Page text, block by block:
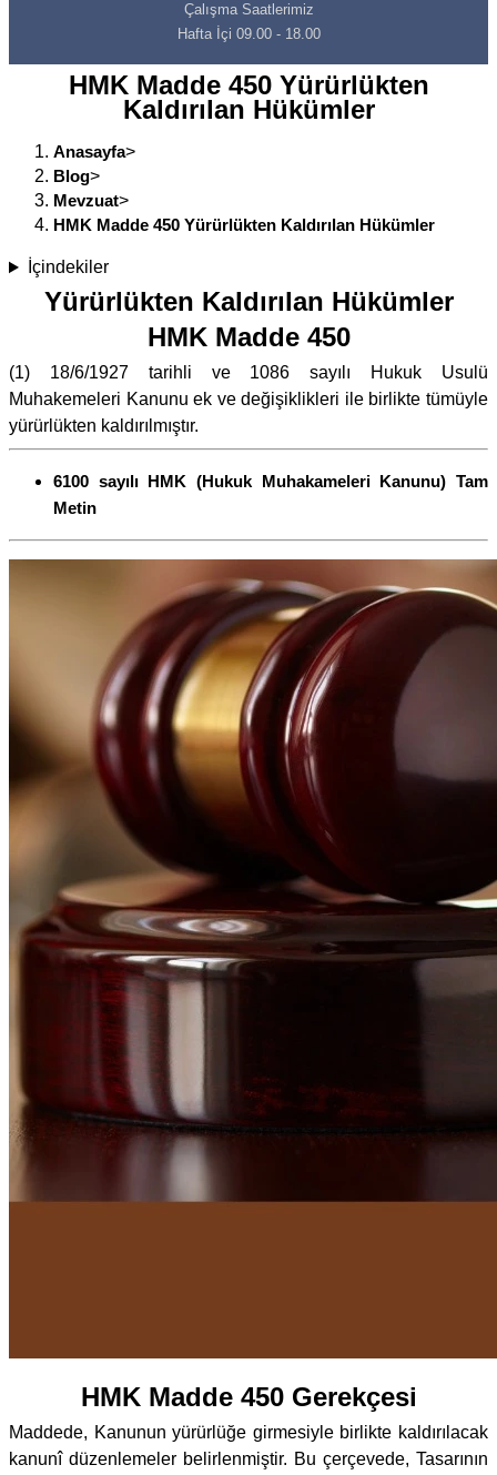
Çalışma Saatlerimiz
Hafta İçi 09.00 - 18.00
HMK Madde 450 Yürürlükten
Kaldırılan Hükümler
Anasayfa>
Blog>
Mevzuat>
HMK Madde 450 Yürürlükten Kaldırılan Hükümler
İçindekiler
Yürürlükten Kaldırılan Hükümler
HMK Madde 450
(1) 18/6/1927 tarihli ve 1086 sayılı Hukuk Usulü
Muhakemeleri Kanunu ek ve değişiklikleri ile birlikte tümüyle
yürürlükten kaldırılmıştır.
6100 sayılı HMK (Hukuk Muhakameleri Kanunu) Tam
Metin
HMK Madde 450 Gerekçesi
Maddede, Kanunun yürürlüğe girmesiyle birlikte kaldırılacak
kanunî düzenlemeler belirlenmiştir. Bu çerçevede, Tasarının